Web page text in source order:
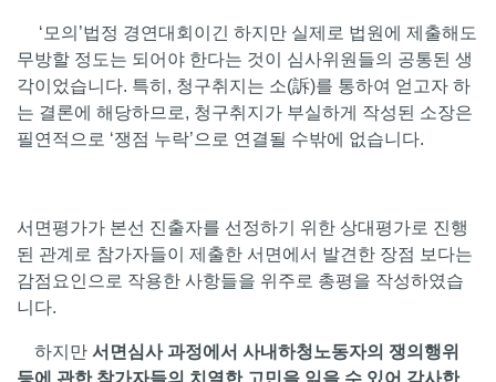
‘모의’법정 경연대회이긴 하지만 실제로 법원에 제출해도
무방할 정도는 되어야 한다는 것이 심사위원들의 공통된 생
각이었습니다. 특히, 청구취지는 소(訴)를 통하여 얻고자 하
는 결론에 해당하므로, 청구취지가 부실하게 작성된 소장은
필연적으로 ‘쟁점 누락’으로 연결될 수밖에 없습니다.
서면평가가 본선 진출자를 선정하기 위한 상대평가로 진행
된 관계로 참가자들이 제출한 서면에서 발견한 장점 보다는
감점요인으로 작용한 사항들을 위주로 총평을 작성하였습
니다.
하지만 서면심사 과정에서 사내하청노동자의 쟁의행위
등에 관한 참가자들의 치열한 고민을 읽을 수 있어 감사한